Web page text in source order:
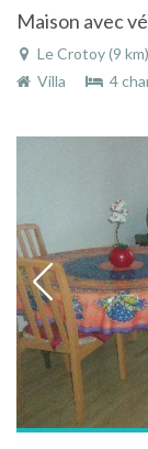
Le Crotoy (9
Villa
4